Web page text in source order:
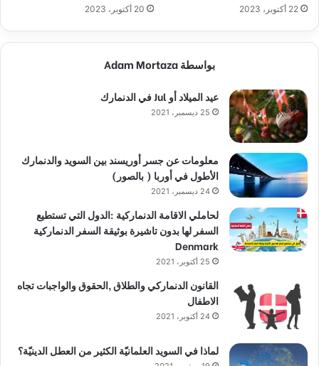
22 أكتوبر، 2023 20 أكتوبر، 2023
بواسطة Adam Mortaza
عيد الميلاد أو Jul في الدنمارك
25 ديسمبر، 2021
معلومات عن جسر أوريسند بين السويد والدنمارك
الأطول في أوربا ( بالصور)
24 ديسمبر، 2021
لحاملي الاقامة الدنماركية :الدول التي تستطيع
السفر لها بدون تاشيرة بوثيقة السفر الدنماركية
Denmark
25 أكتوبر، 2021
القانون الدنماركي والطلاق ,الحقوق والواجبات تجاه
الاطفال
24 أكتوبر، 2021
لماذا في السويد العلمانيّة الكثير من العطل الدينيّة؟